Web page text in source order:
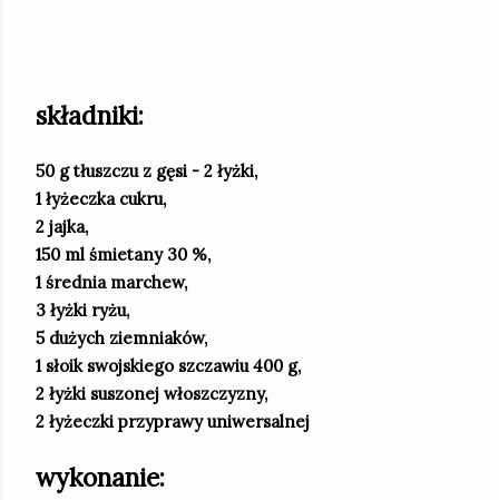
składniki:
50 g tłuszczu z gęsi - 2 łyżki,
1 łyżeczka cukru,
2 jajka,
150 ml śmietany 30 %,
1 średnia marchew,
3 łyżki ryżu,
5 dużych ziemniaków,
1 słoik swojskiego szczawiu 400 g,
2 łyżki suszonej włoszczyzny,
2 łyżeczki przyprawy uniwersalnej
wykonanie: